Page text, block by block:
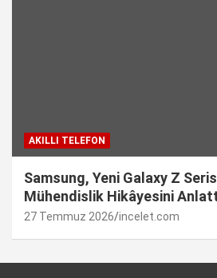
AKILLI TELEFON
Samsung, Yeni Galaxy Z
Mühendislik Hikâyesini
27 Temmuz 2026 incelet.com